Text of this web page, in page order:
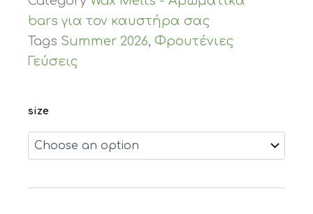
bars για τον καυστήρα σας
Tags Summer 2026, Φρουτένιες
Γεύσεις
size